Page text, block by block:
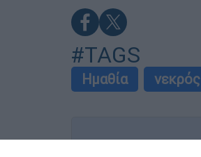
#TAGS
Ημαθία νεκρός